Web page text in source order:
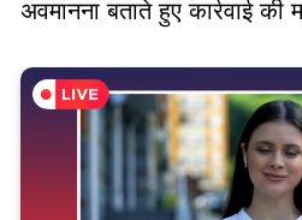
अवमानना बताते हुए कार्रवाई की